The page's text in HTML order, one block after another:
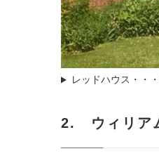
レッドハウス・・
2. ウィリア